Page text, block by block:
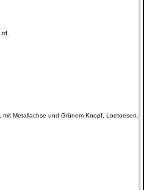
mit Metallachse und Grünem Knopf, Loetoesen.